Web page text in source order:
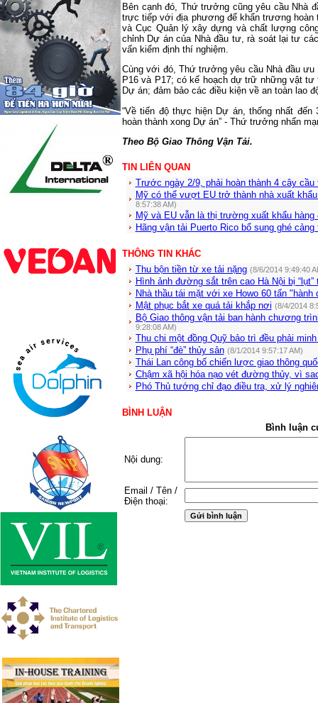
Bên cạnh đó, Thứ trưởng cũng yêu cầu Nhà
trực tiếp với địa phương để khẩn trương hoàn
và Cục Quản lý xây dựng và chất lượng
chỉnh Dự án của Nhà đầu tư, rà soát lại tư
vấn kiểm định thí nghiệm.
Cùng với đó, Thứ trưởng yêu cầu Nhà đầu
P16 và P17; có kế hoạch dự trữ những vật
Dự án; đảm bảo các điều kiện về an toàn lao
“Về tiến độ thực hiện Dự án, thống nhất
hoàn thành xong Dự án” - Thứ trưởng nhấn
Theo Bộ Giao Thông Vận Tải.
TIN LIÊN QUAN
Trước ngày 2/9, phải hoàn thành 4 cây cầu
Mỹ có thể vượt EU trở thành nhà xuất
8:57:38 AM)
Mỹ và EU vẫn là thị trường xuất khẩu
Hãng vận tải Puerto Rico bổ sung ghé
THÔNG TIN KHÁC
Thu bộn tiền từ xe tải nặng (8/6/2014 9:49:40
Hình ảnh đường sắt trên cao Hà Nội bị “lụt”
Nhà thầu tái mặt với xe Howo 60 tấn "hành
Mật phục bắt xe quá tải khắp nơi (8/4/2014
Bộ Giao thông vận tải ban hành chương
9:28:08 AM)
Thu chi một đồng Quỹ bảo trì đều phải
Phụ phí “đè” thủy sản (8/1/2014 9:57:17 AM)
Thái Lan công bố chiến lược giao thông
Chậm xã hội hóa nạo vét đường thủy, vì
Phó Thủ tướng chỉ đạo điều tra, xử lý
BÌNH LUẬN
Bình luận
Nội dung:
Email / Tên /
Điện thoại: